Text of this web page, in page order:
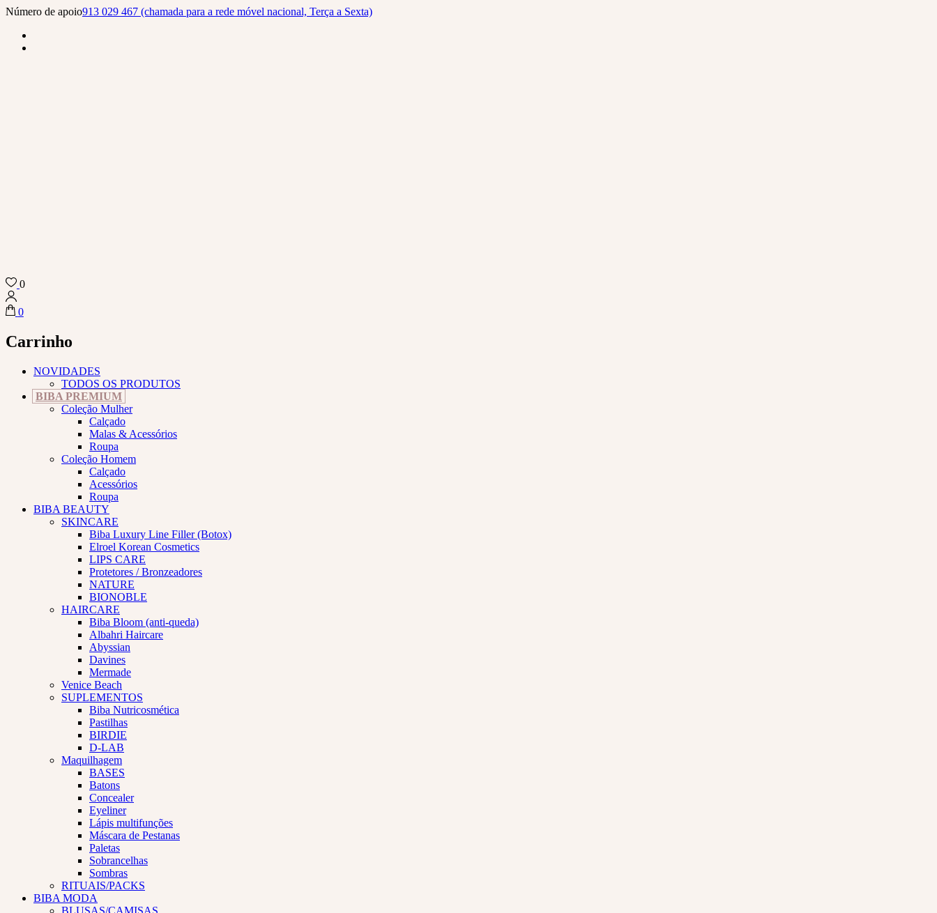
Skip
content
(Press
Número de apoio913 029 467 (chamada para a rede móvel nacional, Terça a Sexta)
Biba Concept Store
0
0
Carrinho
NOVIDADES
TODOS OS PRODUTOS
BIBA PREMIUM
Coleção Mulher
Calçado
Malas & Acessórios
Roupa
Coleção Homem
Calçado
Acessórios
Roupa
BIBA BEAUTY
SKINCARE
Biba Luxury Line Filler (Botox)
Elroel Korean Cosmetics
LIPS CARE
Protetores / Bronzeadores
NATURE
BIONOBLE
HAIRCARE
Biba Bloom (anti-queda)
Albahri Haircare
Abyssian
Davines
Mermade
Venice Beach
SUPLEMENTOS
Biba Nutricosmética
Pastilhas
BIRDIE
D-LAB
Maquilhagem
BASES
Batons
Concealer
Eyeliner
Lápis multifunções
Máscara de Pestanas
Paletas
Sobrancelhas
Sombras
RITUAIS/PACKS
BIBA MODA
BLUSAS/CAMISAS